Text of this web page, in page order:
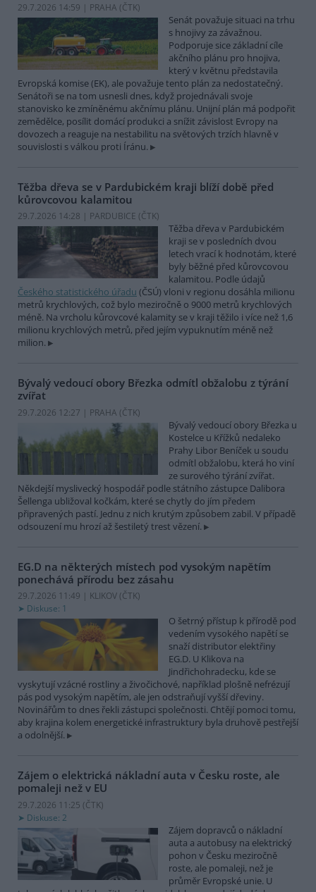
29.7.2026 14:59 | PRAHA (ČTK)
Senát považuje situaci na trhu
s hnojivy za závažnou.
Podporuje sice základní cíle
akčního plánu pro hnojiva,
který v květnu představila
Evropská komise (EK), ale považuje tento plán za nedostatečný.
Senátoři se na tom usnesli dnes, když projednávali svoje
stanovisko ke zmíněnému akčnímu plánu. Unijní plán má podpořit
zemědělce, posílit domácí produkci a snížit závislost Evropy na
dovozech a reaguje na nestabilitu na světových trzích hlavně v
souvislosti s válkou proti Íránu.
Těžba dřeva se v Pardubickém kraji blíží době před
kůrovcovou kalamitou
29.7.2026 14:28 | PARDUBICE (ČTK)
Těžba dřeva v Pardubickém
kraji se v posledních dvou
letech vrací k hodnotám, které
byly běžné před kůrovcovou
kalamitou. Podle údajů
Českého statistického úřadu (ČSÚ) vloni v regionu dosáhla milionu
metrů krychlových, což bylo meziročně o 9000 metrů krychlových
méně. Na vrcholu kůrovcové kalamity se v kraji těžilo i více než 1,6
milionu krychlových metrů, před jejím vypuknutím méně než
milion.
Bývalý vedoucí obory Březka odmítl obžalobu z týrání
zvířat
29.7.2026 12:27 | PRAHA (ČTK)
Bývalý vedoucí obory Březka u
Kostelce u Křížků nedaleko
Prahy Libor Beníček u soudu
odmítl obžalobu, která ho viní
ze surového týrání zvířat.
Někdejší myslivecký hospodář podle státního zástupce Dalibora
Šellenga ubližoval kočkám, které se chytly do jím předem
připravených pastí. Jednu z nich krutým způsobem zabil. V případě
odsouzení mu hrozí až šestiletý trest vězení.
EG.D na některých místech pod vysokým napětím
ponechává přírodu bez zásahu
29.7.2026 11:49 | KLIKOV (ČTK)
Diskuse: 1
O šetrný přístup k přírodě pod
vedením vysokého napětí se
snaží distributor elektřiny
EG.D. U Klikova na
Jindřichohradecku, kde se
vyskytují vzácné rostliny a živočichové, například plošně nefrézují
pás pod vysokým napětím, ale jen odstraňují vyšší dřeviny.
Novinářům to dnes řekli zástupci společnosti. Chtějí pomoci tomu,
aby krajina kolem energetické infrastruktury byla druhově pestřejší
a odolnější.
Zájem o elektrická nákladní auta v Česku roste, ale
pomaleji než v EU
29.7.2026 11:25 (ČTK)
Diskuse: 2
Zájem dopravců o nákladní
auta a autobusy na elektrický
pohon v Česku meziročně
roste, ale pomaleji, než je
průměr Evropské unie. U